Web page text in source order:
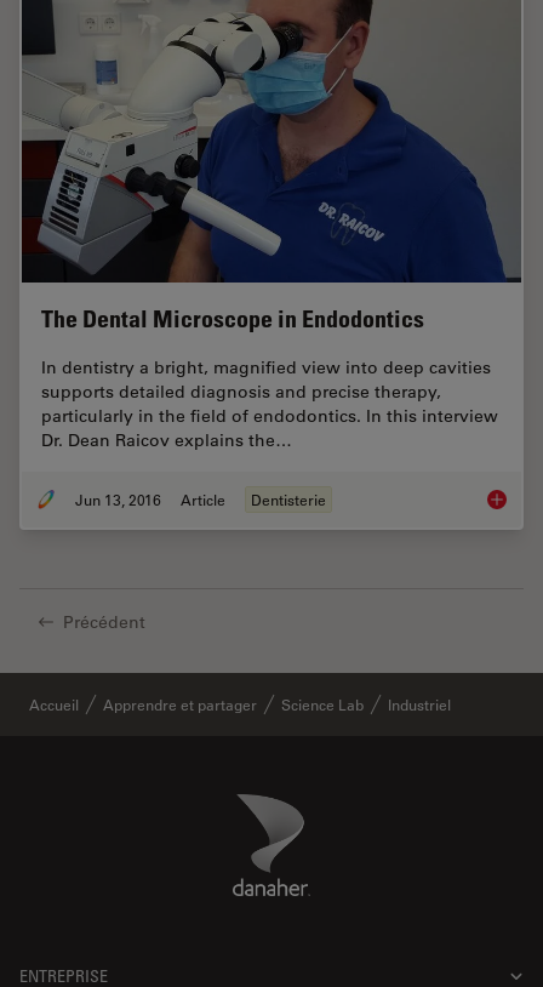
The Dental Microscope in Endodontics
In dentistry a bright, magnified view into deep cavities
supports detailed diagnosis and precise therapy,
particularly in the field of endodontics. In this interview
Dr. Dean Raicov explains the…
Jun 13, 2016 Article Dentisterie The
Précédent
Accueil Apprendre et partager Science Lab Industriel
Danaher Logo
ENTREPRISE